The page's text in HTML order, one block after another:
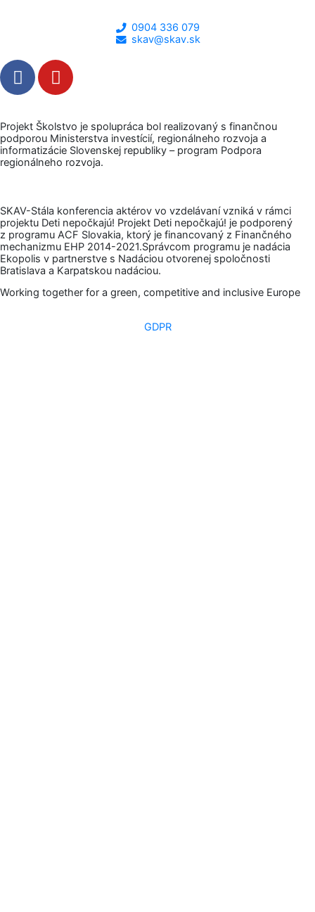
0904 336 079
skav@skav.sk
F
a
e
b
o
o
-
f
Y
o
t
u
b
e
Projekt Školstvo je spolupráca bol realizovaný s finančnou
podporou Ministerstva investícií, regionálneho rozvoja a
informatizácie Slovenskej republiky – program Podpora
regionálneho rozvoja.
SKAV-Stála konferencia aktérov vo vzdelávaní vzniká v rámci
projektu Deti nepočkajú! Projekt Deti nepočkajú! je podporený
z programu ACF Slovakia, ktorý je financovaný z Finančného
mechanizmu EHP 2014-2021.Správcom programu je nadácia
Ekopolis v partnerstve s Nadáciou otvorenej spoločnosti
Bratislava a Karpatskou nadáciou.
Working together for a green, competitive and inclusive Europe
GDPR